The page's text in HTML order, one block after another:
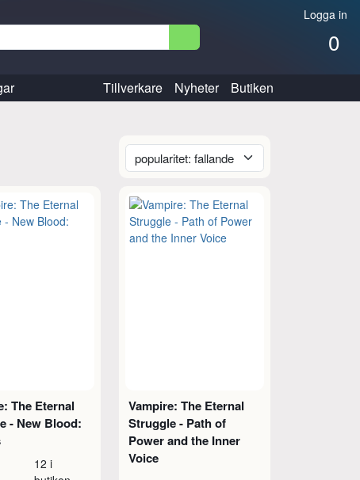
Logga in
0
Tillverkare Nyheter Butiken
The Eternal
- New Blood:
12 i
Vampire: The Eternal
Struggle - Path of
Power and the Inner
Voice